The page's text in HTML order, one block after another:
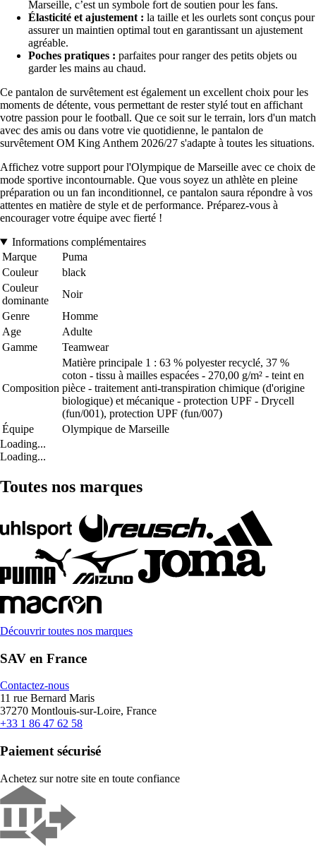
Marseille, c’est un symbole fort de soutien pour les fans.
Élasticité et ajustement : la taille et les ourlets sont conçus pour
assurer un maintien optimal tout en garantissant un ajustement
agréable.
Poches pratiques : parfaites pour ranger des petits objets ou
garder les mains au chaud.
Ce pantalon de survêtement est également un excellent choix pour les
moments de détente, vous permettant de rester stylé tout en affichant
votre passion pour le football. Que ce soit sur le terrain, lors d'un match
avec des amis ou dans votre vie quotidienne, le pantalon de
survêtement OM King Anthem 2026/27 s'adapte à toutes les situations.
Affichez votre support pour l'Olympique de Marseille avec ce choix de
mode sportive incontournable. Que vous soyez un athlète en pleine
préparation ou un fan inconditionnel, ce pantalon saura répondre à vos
attentes en matière de style et de performance. Préparez-vous à
encourager votre équipe avec fierté !
Informations complémentaires
Marque
Puma
Couleur
black
Couleur
dominante
Noir
Genre
Homme
Age
Adulte
Gamme
Teamwear
Composition
Matière principale 1 : 63 % polyester recyclé, 37 %
coton - tissu à mailles espacées - 270,00 g/m² - teint en
pièce - traitement anti-transpiration chimique (d'origine
biologique) et mécanique - protection UPF - Drycell
(fun/001), protection UPF (fun/007)
Équipe
Olympique de Marseille
Loading...
Loading...
Toutes nos marques
Découvrir toutes nos marques
SAV en France
Contactez-nous
11 rue Bernard Maris
37270 Montlouis-sur-Loire, France
+33 1 86 47 62 58
Paiement sécurisé
Achetez sur notre site en toute confiance